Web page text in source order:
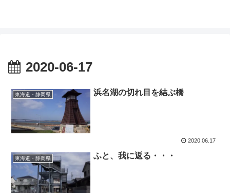
2020-06-17
東海道・静岡県 浜名湖の切れ目を結ぶ橋
2020.06.17
東海道・静岡県 ふと、我に返る・・・